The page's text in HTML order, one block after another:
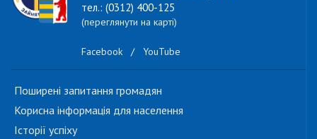
тел.: (0312) 400-125
(переглянути на карті)
Facebook / YouTube
Поширені запитання громадян
Корисна інформація для населення
Історії успіху